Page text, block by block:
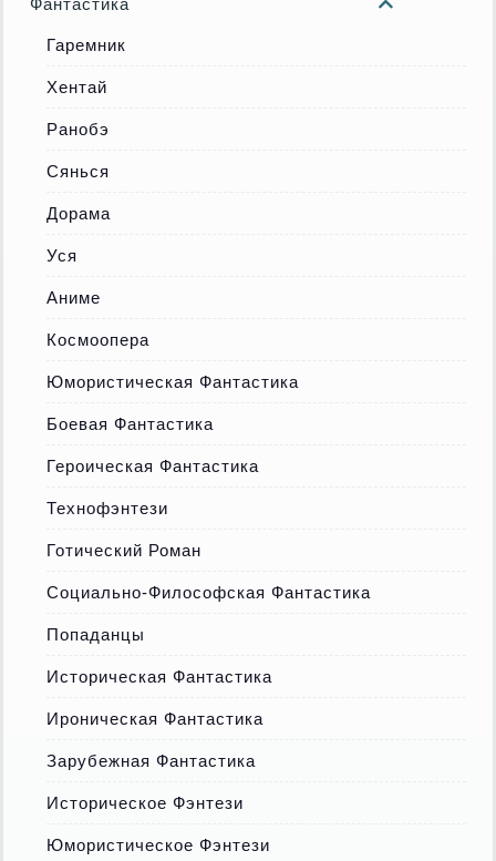
Гаремник
Хентай
Ранобэ
Сянься
Дорама
Уся
Аниме
Космоопера
Юмористическая Фантастика
Боевая Фантастика
Героическая Фантастика
Технофэнтези
Готический Роман
Социально-Философская Фантастика
Попаданцы
Историческая Фантастика
Ироническая Фантастика
Зарубежная Фантастика
Историческое Фэнтези
Юмористическое Фэнтези